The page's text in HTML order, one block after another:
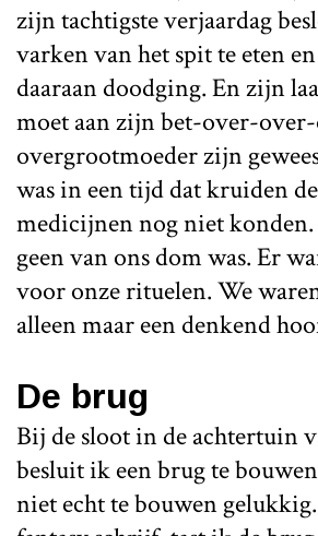
zijn tachtigste verjaardag
varken van het spit te eten
daaraan doodging. En zijn
moet aan zijn bet-over-
overgrootmoeder zijn
was in een tijd dat kruiden
medicijnen nog niet
geen van ons dom was. Er
voor onze rituelen. We
alleen maar een denkend
De brug
Bij de sloot in de achtertuin
besluit ik een brug te
niet echt te bouwen